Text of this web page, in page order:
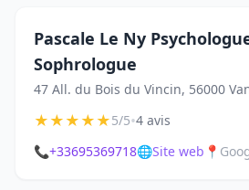
Pascale Le Ny
Sophrologue
47 All. du Bois du Vincin, 56000
★★★★★5/5•4 avis
📞+33695369718🌐Site web 📍